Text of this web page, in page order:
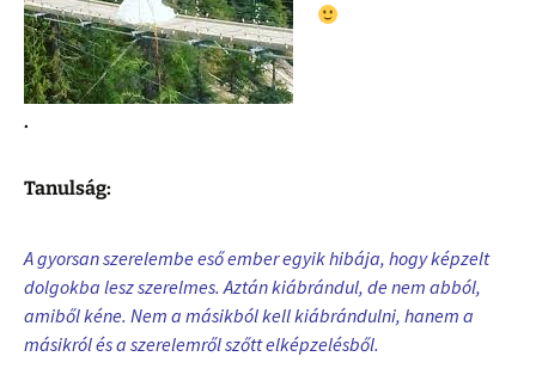
.
Tanulság:
A gyorsan szerelembe eső ember egyik hibája, hogy képzelt
dolgokba lesz szerelmes. Aztán kiábrándul, de nem abból,
amiből kéne. Nem a másikból kell kiábrándulni, hanem a
másikról és a szerelemről szőtt elképzelésből.